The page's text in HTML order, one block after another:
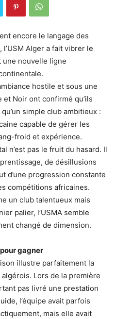
encore le langage des
Alger a fait vibrer le
une nouvelle ligne
hostile et sous une
Noir ont confirmé qu’ils
simple club ambitieux :
capable de gérer les
froid et expérience.
n’est pas le fruit du hasard. Il
de désillusions
d’une progression constante
compétitions africaines.
un club talentueux mais
palier, l’USMA semble
changé de dimension.
gagner
illustre parfaitement la
Lors de la première
pas livré une prestation
l’équipe avait parfois
mais elle avait